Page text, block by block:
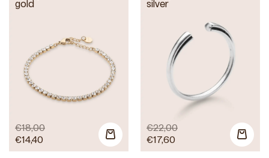
gold
€18,00
€14,40
silver
€22,00
€17,60